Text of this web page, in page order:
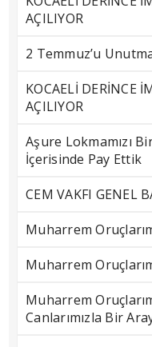
AÇILIYOR
2 Temmuz’u
KOCAELİ DERİNCE
AÇILIYOR
Aşure Lokmamızı
İçerisinde Pay Ettik
CEM VAKFI GENEL
Muharrem
Muharrem
Muharrem
Canlarımızla Bir